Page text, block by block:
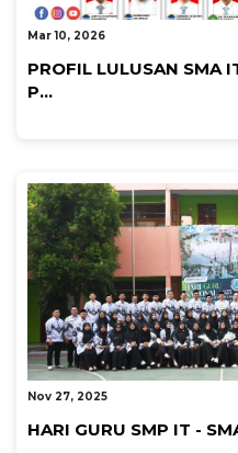
By Admin Cakung SMK
Mar 10, 2026
PROFIL LULUSAN SMA
P...
By Admin Cakung Smk
Nov 27, 2025
HARI GURU SMP IT -